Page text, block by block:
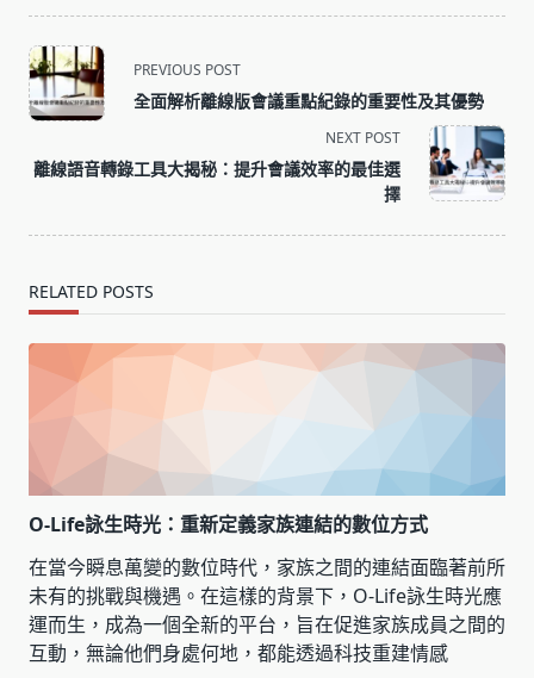
<span
class="nav-
subtitle
reader-
PREVIOUS POST
全面解析離線版會議重點紀錄的重要性及其優勢
NEXT POST
離線語音轉錄工具大揭秘：提升會議效率的最佳選
擇
RELATED POSTS
O-Life詠生時光：重新定義家族連結的數位方式
在當今瞬息萬變的數位時代，家族之間的連結面臨著前所
未有的挑戰與機遇。在這樣的背景下，O-Life詠生時光應
運而生，成為一個全新的平台，旨在促進家族成員之間的
互動，無論他們身處何地，都能透過科技重建情感